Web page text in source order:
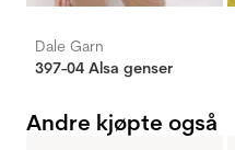
Dale Garn
397-04 Alsa genser
Andre kjøpte også